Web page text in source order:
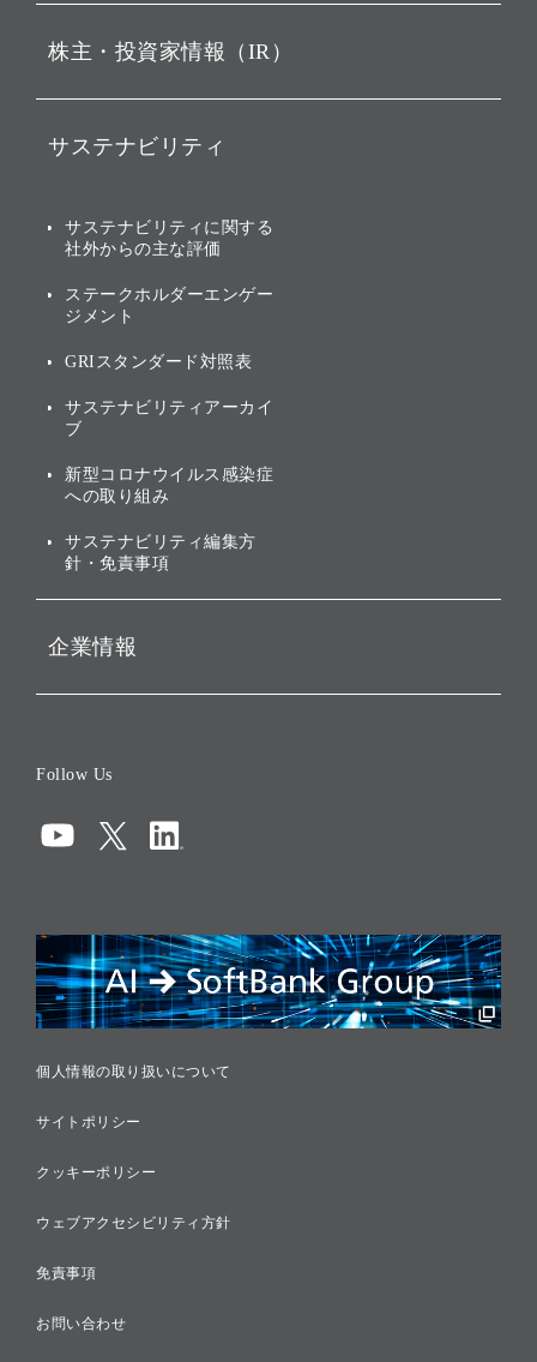
ビジョン
戦略
バリュー
ソフトバンクグループの歩
[AI] What dreams are made
ソフトバンク・ビジョン・
その他
グループ企業一覧
株主・投資家情報（IR）
IRカレンダー
業績・財務
アニュアルレポート
株主・投資家情報（IR）に
サステナビリティ
トップメッセージ
サステナビリティの考え方
ガバナンス
投資先のサステナビリティ
サステナビリティに関する
社外からの主な評価
ステークホルダーエンゲー
ジメント
GRIスタンダード対照表
サステナビリティアーカイ
ブ
新型コロナウイルス感染症
への取り組み
サステナビリティ編集方
針・免責事項
企業情報
コンプライアンス
リスクマネジメント
税務に対する取り組み
採用情報
Follow Us
個人情報の取り扱いについて
サイトポリシー
クッキーポリシー
ウェブアクセシビリティ方針
免責事項
お問い合わせ